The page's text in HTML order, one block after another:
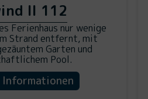
II 112
Ferienhaus nur wenige
Strand entfernt, mit
Garten und
Pool.